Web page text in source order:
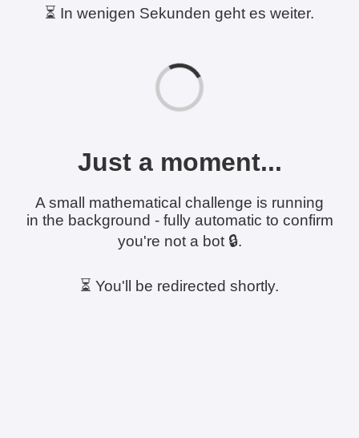
⏳ In wenigen Sekunden geht es weiter.
Just a moment...
A small mathematical challenge is running
in the background - fully automatic to confirm
you're not a bot 🔒.
⏳ You'll be redirected shortly.